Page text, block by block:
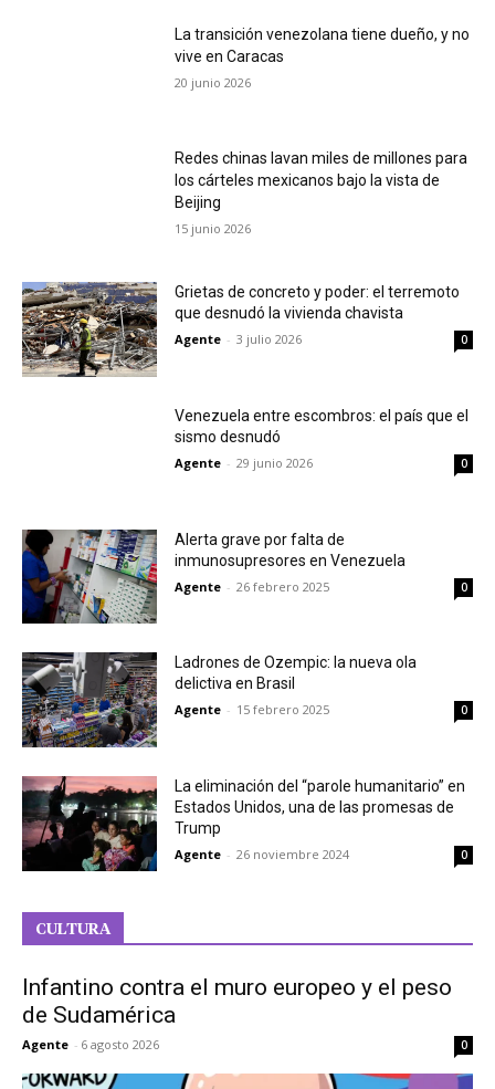
La transición venezolana tiene dueño, y no
vive en Caracas
20 junio 2026
Redes chinas lavan miles de millones para
los cárteles mexicanos bajo la vista de
Beijing
15 junio 2026
Grietas de concreto y poder: el terremoto
que desnudó la vivienda chavista
Agente - 3 julio 2026 0
Venezuela entre escombros: el país que el
sismo desnudó
Agente - 29 junio 2026 0
Alerta grave por falta de
inmunosupresores en Venezuela
Agente - 26 febrero 2025 0
Ladrones de Ozempic: la nueva ola
delictiva en Brasil
Agente - 15 febrero 2025 0
La eliminación del “parole humanitario” en
Estados Unidos, una de las promesas de
Trump
Agente - 26 noviembre 2024 0
CULTURA
Infantino contra el muro europeo y el peso
de Sudamérica
Agente - 6 agosto 2026 0